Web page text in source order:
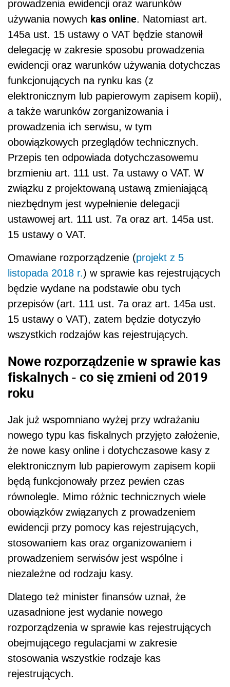
prowadzenia ewidencji oraz warunków
używania nowych kas online. Natomiast art.
145a ust. 15 ustawy o VAT będzie stanowił
delegację w zakresie sposobu prowadzenia
ewidencji oraz warunków używania dotychczas
funkcjonujących na rynku kas (z
elektronicznym lub papierowym zapisem kopii),
a także warunków zorganizowania i
prowadzenia ich serwisu, w tym
obowiązkowych przeglądów technicznych.
Przepis ten odpowiada dotychczasowemu
brzmieniu art. 111 ust. 7a ustawy o VAT. W
związku z projektowaną ustawą zmieniającą
niezbędnym jest wypełnienie delegacji
ustawowej art. 111 ust. 7a oraz art. 145a ust.
15 ustawy o VAT.
Omawiane rozporządzenie (projekt z 5
listopada 2018 r.) w sprawie kas rejestrujących
będzie wydane na podstawie obu tych
przepisów (art. 111 ust. 7a oraz art. 145a ust.
15 ustawy o VAT), zatem będzie dotyczyło
wszystkich rodzajów kas rejestrujących.
Nowe rozporządzenie w sprawie kas
fiskalnych - co się zmieni od 2019
roku
Jak już wspomniano wyżej przy wdrażaniu
nowego typu kas fiskalnych przyjęto założenie,
że nowe kasy online i dotychczasowe kasy z
elektronicznym lub papierowym zapisem kopii
będą funkcjonowały przez pewien czas
równolegle. Mimo różnic technicznych wiele
obowiązków związanych z prowadzeniem
ewidencji przy pomocy kas rejestrujących,
stosowaniem kas oraz organizowaniem i
prowadzeniem serwisów jest wspólne i
niezależne od rodzaju kasy.
Dlatego też minister finansów uznał, że
uzasadnione jest wydanie nowego
rozporządzenia w sprawie kas rejestrujących
obejmującego regulacjami w zakresie
stosowania wszystkie rodzaje kas
rejestrujących.